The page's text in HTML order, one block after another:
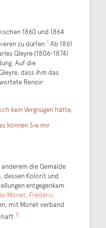
1860 und 1864
zu dürfen.1 Ab 1861
Gleyre (1806-1874)
Auf die
dass ihm das
Renoir:
kein Vergnügen hätte,
können Sie mir
die Gemälde
, dessen Kolorit und
entgegenkam.
Monet, Frédéric
mit Monet verband
3